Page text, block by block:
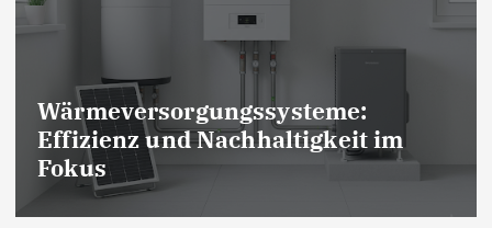
Wärmeversorgungssysteme:
Effizienz und Nachhaltigkeit im
Fokus